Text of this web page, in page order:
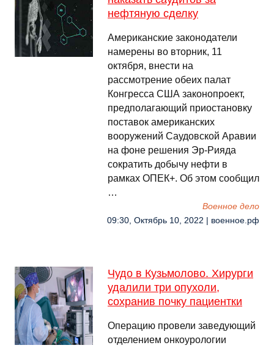
нефтяную сделку
Американские законодатели
намерены во вторник, 11
октября, внести на
рассмотрение обеих палат
Конгресса США законопроект,
предполагающий приостановку
поставок американских
вооружений Саудовской Аравии
на фоне решения Эр-Рияда
сократить добычу нефти в
рамках ОПЕК+. Об этом сообщил
…
Военное дело
09:30, Октябрь 10, 2022 | военное.рф
Чудо в Кузьмолово. Хирурги
удалили три опухоли,
сохранив почку пациентки
Операцию провели заведующий
отделением онкоурологии